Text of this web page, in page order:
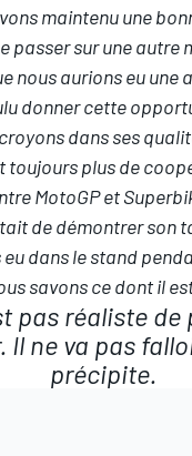
maintenu une
passer sur une autre
nous aurions eu une
donner cette
dans ses
toujours plus de
MotoGP et
de démontrer son
eu dans le stand
savons ce dont il
pas réaliste de
Il ne va pas
précipite.